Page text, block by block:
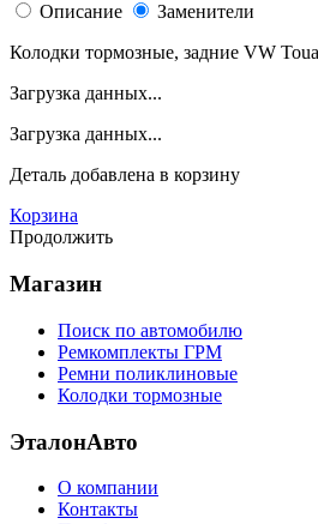
Описание
Заменители
Колодки тормозные, задние VW
Загрузка данных...
Загрузка данных...
Деталь добавлена в корзину
Корзина
Продолжить
Магазин
Поиск по автомобилю
Ремкомплекты ГРМ
Ремни поликлиновые
Колодки тормозные
ЭталонАвто
О компании
Контакты